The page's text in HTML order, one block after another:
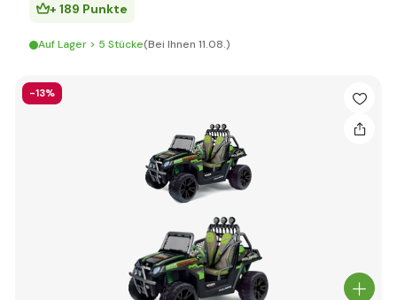
+ 189 Punkte
Auf Lager > 5 Stücke(Bei Ihnen 11.08.)
-13%